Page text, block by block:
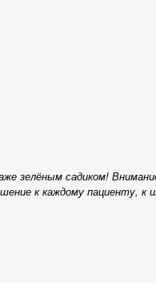
зелёным садиком!
к каждому пациенту, к